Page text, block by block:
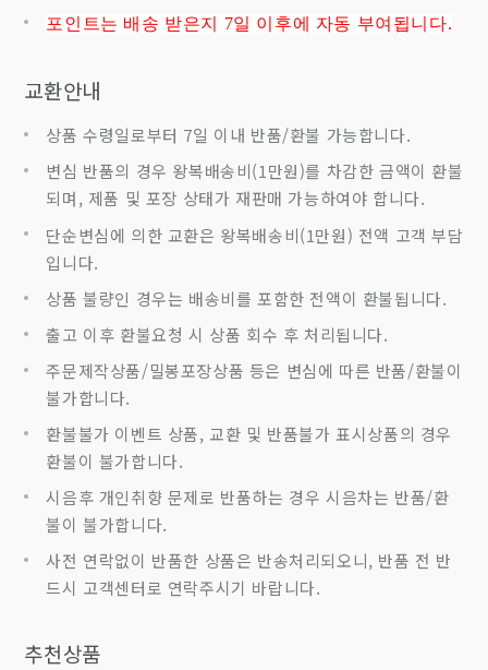
포인트는 배송 받은지 7일 이후에 자동 부여됩니다.
교환안내
상품 수령일로부터 7일 이내 반품/환불 가능합니다.
변심 반품의 경우 왕복배송비(1만원)를 차감한 금액이 환불
되며, 제품 및 포장 상태가 재판매 가능하여야 합니다.
단순변심에 의한 교환은 왕복배송비(1만원) 전액 고객 부담
입니다.
상품 불량인 경우는 배송비를 포함한 전액이 환불됩니다.
출고 이후 환불요청 시 상품 회수 후 처리됩니다.
주문제작상품/밀봉포장상품 등은 변심에 따른 반품/환불이
불가합니다.
환불불가 이벤트 상품, 교환 및 반품불가 표시상품의 경우
환불이 불가합니다.
시음후 개인취향 문제로 반품하는 경우 시음차는 반품/환
불이 불가합니다.
사전 연락없이 반품한 상품은 반송처리되오니, 반품 전 반
드시 고객센터로 연락주시기 바랍니다.
추천상품